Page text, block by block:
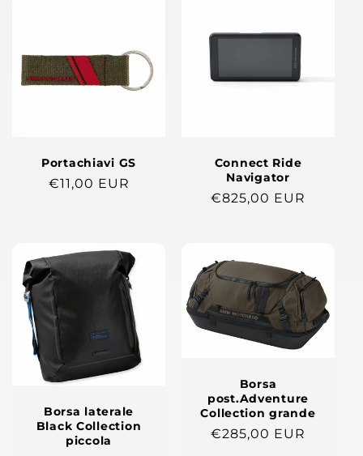
Portachiavi GS
Prezzo
€11,00 EUR
Connect Ride
Navigator
Prezzo
€825,00 EUR
Borsa laterale
Black Collection
piccola
Borsa
post.Adventure
Collection grande
Prezzo
€285,00 EUR